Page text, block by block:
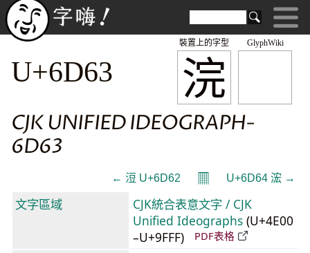
GlyphWiki
浣
裝置上的字型
U+6D63
CJK UNIFIED IDEOGRAPH-
6D63
← 浢 U+6D62 𝄜 U+6D64 浤 →
文字區域
CJK統合表意文字 / CJK
Unified Ideographs (U+4E00
–U+9FFF)
PDF表格